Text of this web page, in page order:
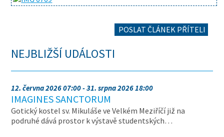
POSLAT ČLÁNEK PŘÍTELI
NEJBLIŽŠÍ UDÁLOSTI
12. června 2026 07:00 - 31. srpna 2026 18:00
IMAGINES SANCTORUM
Gotický kostel sv. Mikuláše ve Velkém Meziříčí již na
podruhé dává prostor k výstavě studentských…